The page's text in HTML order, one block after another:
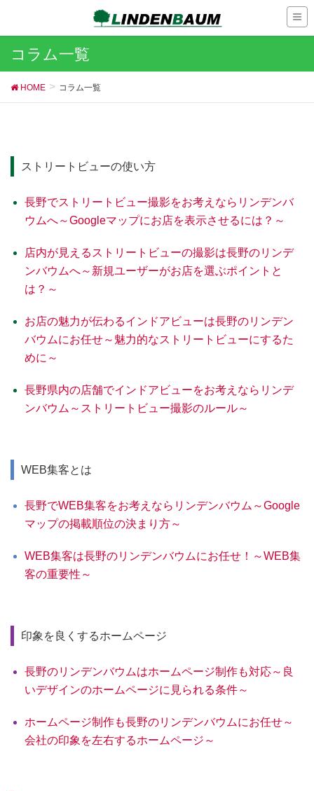
コラム一覧
HOME コラム一覧
ストリートビューの使い方
長野でストリートビュー撮影をお考えならリンデンバ
ウムへ～Googleマップにお店を表示させるには？～
店内が見えるストリートビューの撮影は長野のリンデ
ンバウムへ～新規ユーザーがお店を選ぶポイントと
は？～
お店の魅力が伝わるインドアビューは長野のリンデン
バウムにお任せ～魅力的なストリートビューにするた
めに～
長野県内の店舗でインドアビューをお考えならリンデ
ンバウム～ストリートビュー撮影のルール～
WEB集客とは
長野でWEB集客をお考えならリンデンバウム～Google
マップの掲載順位の決まり方～
WEB集客は長野のリンデンバウムにお任せ！～WEB集
客の重要性～
印象を良くするホームページ
長野のリンデンバウムはホームページ制作も対応～良
いデザインのホームページに見られる条件～
ホームページ制作も長野のリンデンバウムにお任せ～
会社の印象を左右するホームページ～